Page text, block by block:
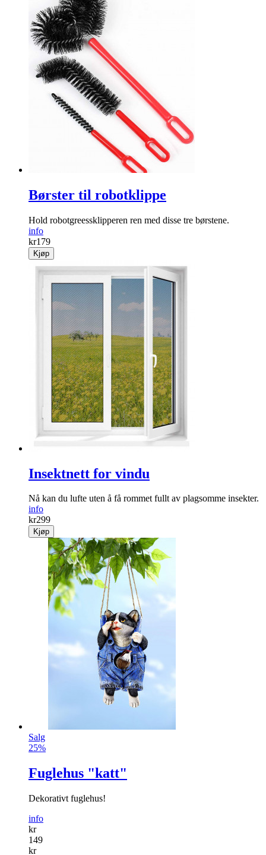
Børster til robotklippe
Hold robotgreessklipperen ren med disse tre børstene.
info
kr179
Kjøp
Insektnett for vindu
Nå kan du lufte uten å få rommet fullt av plagsomme insekter.
info
kr299
Kjøp
Salg
25%
Fuglehus "katt"
Dekorativt fuglehus!
info
kr
149
kr